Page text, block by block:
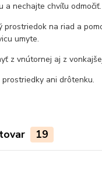
a nechajte chvíľu odmočiť.
prostriedok na riad a
umyte.
z vnútornej aj z
ani drôtenku.
19